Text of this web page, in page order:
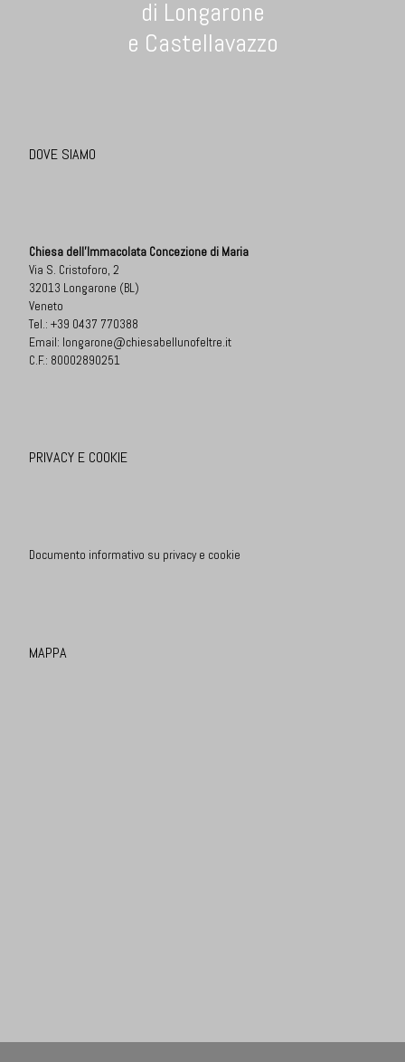
di Longarone
e Castellavazzo
DOVE SIAMO
Chiesa dell'Immacolata Concezione di Maria
Via S. Cristoforo, 2
32013 Longarone (BL)
Veneto
Tel.: +39 0437 770388
Email: longarone@chiesabellunofeltre.it
C.F.: 80002890251
PRIVACY E COOKIE
Documento informativo su privacy e cookie
MAPPA